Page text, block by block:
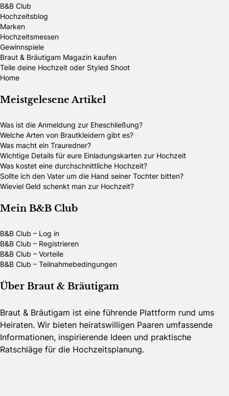
B&B Club
Hochzeitsblog
Marken
Hochzeitsmessen
Gewinnspiele
Braut & Bräutigam Magazin kaufen
Teile deine Hochzeit oder Styled Shoot
Home
Meistgelesene Artikel
Was ist die Anmeldung zur Eheschließung?
Welche Arten von Brautkleidern gibt es?
Was macht ein Trauredner?
Wichtige Details für eure Einladungskarten zur Hochzeit
Was kostet eine durchschnittliche Hochzeit?
Sollte ich den Vater um die Hand seiner Tochter bitten?
Wieviel Geld schenkt man zur Hochzeit?
Mein B&B Club
B&B Club – Log in
B&B Club – Registrieren
B&B Club – Vorteile
B&B Club – Teilnahmebedingungen
Über Braut & Bräutigam
Braut & Bräutigam ist eine führende Plattform rund ums
Heiraten. Wir bieten heiratswilligen Paaren umfassende
Informationen, inspirierende Ideen und praktische
Ratschläge für die Hochzeitsplanung.